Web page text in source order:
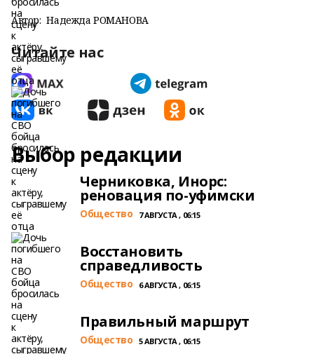
Автор: Надежда РОМАНОВА
Читайте нас
Выбор редакции
Черниковка, Инорс:
реновация по-уфимски
Общество 7 АВГУСТА , 06:15
Восстановить
справедливость
Общество 6 АВГУСТА , 06:15
Правильный маршрут
Общество 5 АВГУСТА , 06:15